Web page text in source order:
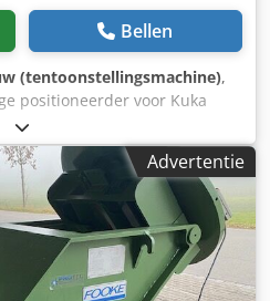
Bellen
(tentoonstellingsmachine),
positioneerder voor Kuka
draagvermogen 500Kg
0,1mm totale hoogte:
93 rotatiebereik: onbeperkt
lasstroom (100%
Aajlhr H Hegof (60%
Advertentie